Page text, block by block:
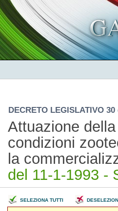
DECRETO LEGISLATIVO
Attuazione
condizioni
la
del 11-1-1993 -
SELEZIONA TUTTI